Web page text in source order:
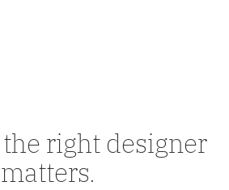
right designer
matters.